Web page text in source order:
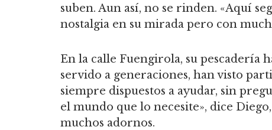
suben. Aun así, no se rinden. «Aquí
nostalgia en su mirada pero con
En la calle Fuengirola, su pescadería
servido a generaciones, han visto
siempre dispuestos a ayudar, sin
el mundo que lo necesite», dice
muchos adornos.